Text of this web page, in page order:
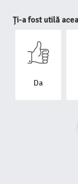
Ți-a fost utilă
Da